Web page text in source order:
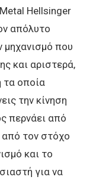
Hellsinger
απόλυτο
μηχανισμό που
και αριστερά,
τα οποία
την κίνηση
περνάει από
από τον στόχο
και το
για να